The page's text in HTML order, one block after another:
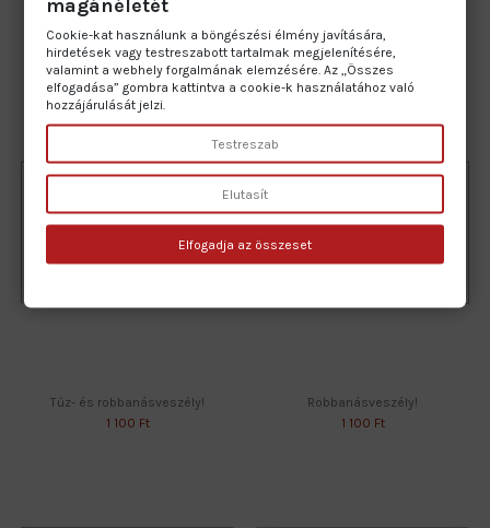
Tűzveszély!
1 100 Ft
Fokozott tűz- és robbanásveszély!
1 100 Ft
Tűz- és robbanásveszély!
1 100 Ft
Robbanásveszély!
1 100 Ft
magánéletét
Cookie-kat használunk a böngészési élmény javítására,
hirdetések vagy testreszabott tartalmak megjelenítésére,
valamint a webhely forgalmának elemzésére. Az „Összes
elfogadása” gombra kattintva a cookie-k használatához való
hozzájárulását jelzi.
Testreszab
Elutasít
Elfogadja az összeset